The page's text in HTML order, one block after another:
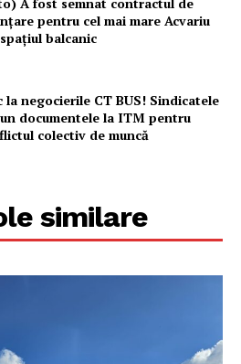
pentru cel mai mare Acvariu
balcanic
la negocierile CT BUS! Sindicatele
documentele la ITM pentru
colectiv de muncă
similare